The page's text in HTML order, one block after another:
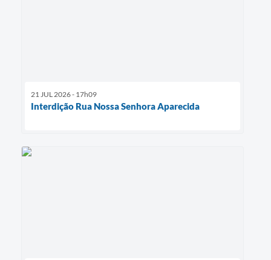
21 JUL 2026 - 17h09
Interdição Rua Nossa Senhora Aparecida